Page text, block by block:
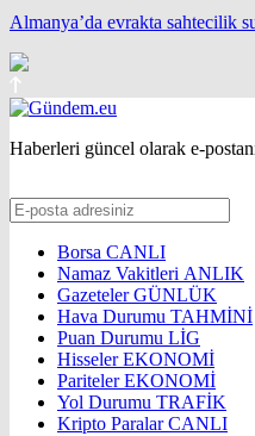
Almanya’da evrakta sahtecilik
Haberleri güncel olarak e-
Borsa CANLI
Namaz Vakitleri ANLIK
GazetelerGÜNLÜK
Hava Durumu TAHMİNİ
Puan Durumu LİG
HisselerEKONOMİ
ParitelerEKONOMİ
Yol Durumu TRAFİK
Kripto ParalarCANLI